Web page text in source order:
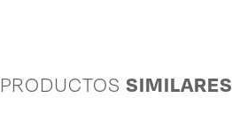
PRODUCTOS SIMILARES